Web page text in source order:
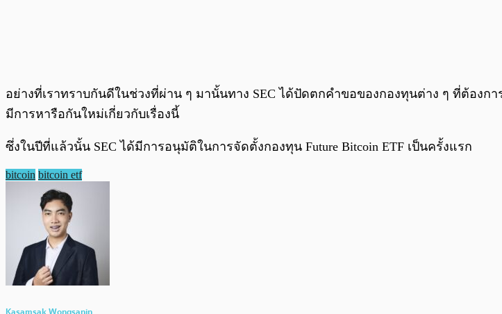
อย่างที่เราทราบกันดีในช่วงที่ผ่าน ๆ มานั้นทาง SEC ได้ปัดตกคำขอของกองทุนต่าง ๆ ที่ต้องกา
มีการหารือกันใหม่เกี่ยวกับเรื่องนี้
ซึ่งในปีที่แล้วนั้น SEC ได้มีการอนุมัติในการจัดตั้งกองทุน Future Bitcoin ETF เป็นครั้งแรก
bitcoin bitcoin etf